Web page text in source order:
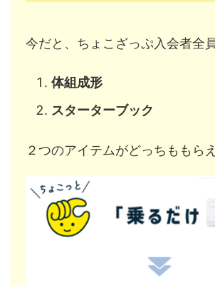
今だと、ちょこざっぷ入会者全
体組成形
スターターブック
２つのアイテムがどっちももら